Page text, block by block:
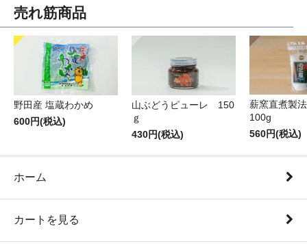
売れ筋商品
野田産 塩蔵わかめ
600円(税込)
山ぶどうピューレ 150
ｇ
430円(税込)
薪窯直煮製
100g
560円(税込)
ホーム
カートを見る